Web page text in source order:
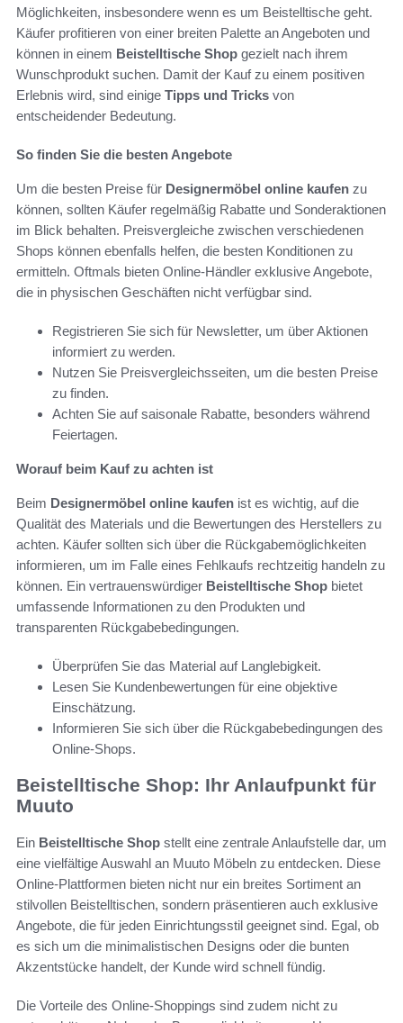
Möglichkeiten, insbesondere wenn es um Beistelltische geht.
Käufer profitieren von einer breiten Palette an Angeboten und
können in einem Beistelltische Shop gezielt nach ihrem
Wunschprodukt suchen. Damit der Kauf zu einem positiven
Erlebnis wird, sind einige Tipps und Tricks von
entscheidender Bedeutung.
So finden Sie die besten Angebote
Um die besten Preise für Designermöbel online kaufen zu
können, sollten Käufer regelmäßig Rabatte und Sonderaktionen
im Blick behalten. Preisvergleiche zwischen verschiedenen
Shops können ebenfalls helfen, die besten Konditionen zu
ermitteln. Oftmals bieten Online-Händler exklusive Angebote,
die in physischen Geschäften nicht verfügbar sind.
Registrieren Sie sich für Newsletter, um über Aktionen
informiert zu werden.
Nutzen Sie Preisvergleichsseiten, um die besten Preise
zu finden.
Achten Sie auf saisonale Rabatte, besonders während
Feiertagen.
Worauf beim Kauf zu achten ist
Beim Designermöbel online kaufen ist es wichtig, auf die
Qualität des Materials und die Bewertungen des Herstellers zu
achten. Käufer sollten sich über die Rückgabemöglichkeiten
informieren, um im Falle eines Fehlkaufs rechtzeitig handeln zu
können. Ein vertrauenswürdiger Beistelltische Shop bietet
umfassende Informationen zu den Produkten und
transparenten Rückgabebedingungen.
Überprüfen Sie das Material auf Langlebigkeit.
Lesen Sie Kundenbewertungen für eine objektive
Einschätzung.
Informieren Sie sich über die Rückgabebedingungen des
Online-Shops.
Beistelltische Shop: Ihr Anlaufpunkt für
Muuto
Ein Beistelltische Shop stellt eine zentrale Anlaufstelle dar, um
eine vielfältige Auswahl an Muuto Möbeln zu entdecken. Diese
Online-Plattformen bieten nicht nur ein breites Sortiment an
stilvollen Beistelltischen, sondern präsentieren auch exklusive
Angebote, die für jeden Einrichtungsstil geeignet sind. Egal, ob
es sich um die minimalistischen Designs oder die bunten
Akzentstücke handelt, der Kunde wird schnell fündig.
Die Vorteile des Online-Shoppings sind zudem nicht zu